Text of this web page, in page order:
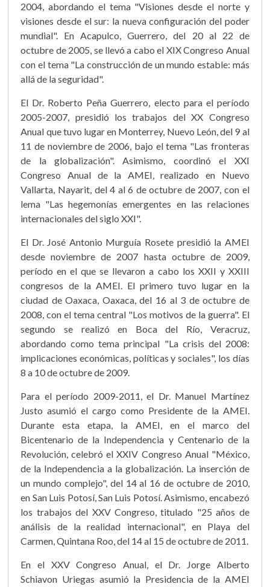
2004, abordando el tema "Visiones desde el norte y
visiones desde el sur: la nueva configuración del poder
mundial". En Acapulco, Guerrero, del 20 al 22 de
octubre de 2005, se llevó a cabo el XIX Congreso Anual
con el tema "La construcción de un mundo estable: más
allá de la seguridad".
El Dr. Roberto Peña Guerrero, electo para el período
2005-2007, presidió los trabajos del XX Congreso
Anual que tuvo lugar en Monterrey, Nuevo León, del 9 al
11 de noviembre de 2006, bajo el tema "Las fronteras
de la globalización". Asimismo, coordinó el XXI
Congreso Anual de la AMEI, realizado en Nuevo
Vallarta, Nayarit, del 4 al 6 de octubre de 2007, con el
lema "Las hegemonías emergentes en las relaciones
internacionales del siglo XXI".
El Dr. José Antonio Murguía Rosete presidió la AMEI
desde noviembre de 2007 hasta octubre de 2009,
período en el que se llevaron a cabo los XXII y XXIII
congresos de la AMEI. El primero tuvo lugar en la
ciudad de Oaxaca, Oaxaca, del 16 al 3 de octubre de
2008, con el tema central "Los motivos de la guerra". El
segundo se realizó en Boca del Río, Veracruz,
abordando como tema principal "La crisis del 2008:
implicaciones económicas, políticas y sociales", los días
8 a 10 de octubre de 2009.
Para el período 2009-2011, el Dr. Manuel Martínez
Justo asumió el cargo como Presidente de la AMEI.
Durante esta etapa, la AMEI, en el marco del
Bicentenario de la Independencia y Centenario de la
Revolución, celebró el XXIV Congreso Anual "México,
de la Independencia a la globalización. La inserción de
un mundo complejo", del 14 al 16 de octubre de 2010,
en San Luis Potosí, San Luis Potosí. Asimismo, encabezó
los trabajos del XXV Congreso, titulado "25 años de
análisis de la realidad internacional", en Playa del
Carmen, Quintana Roo, del 14 al 15 de octubre de 2011.
En el XXV Congreso Anual, el Dr. Jorge Alberto
Schiavon Uriegas asumió la Presidencia de la AMEI